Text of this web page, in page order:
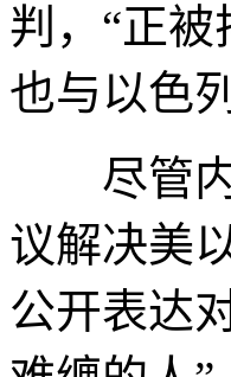
判，“正
也与以色
尽管内
议解决美
公开表达